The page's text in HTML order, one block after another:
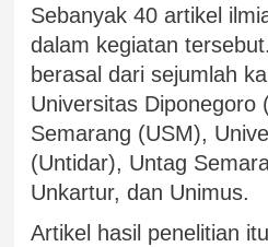
Sebanyak 40 artikel
dalam kegiatan
berasal dari sejumlah
Universitas Diponegoro
Semarang (USM),
(Untidar), Untag
Unkartur, dan Unimus.
Artikel hasil penelitian